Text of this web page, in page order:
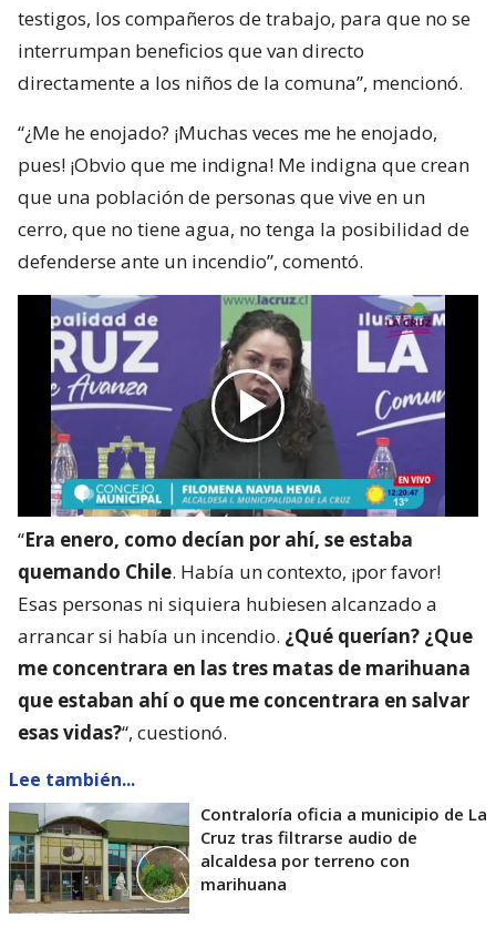
testigos, los compañeros de trabajo, para que no se
interrumpan beneficios que van directo
directamente a los niños de la comuna”, mencionó.
“¿Me he enojado? ¡Muchas veces me he enojado,
pues! ¡Obvio que me indigna! Me indigna que crean
que una población de personas que vive en un
cerro, que no tiene agua, no tenga la posibilidad de
defenderse ante un incendio”, comentó.
“Era enero, como decían por ahí, se estaba
quemando Chile. Había un contexto, ¡por favor!
Esas personas ni siquiera hubiesen alcanzado a
arrancar si había un incendio. ¿Qué querían? ¿Que
me concentrara en las tres matas de marihuana
que estaban ahí o que me concentrara en salvar
esas vidas?“, cuestionó.
Lee también...
Contraloría oficia a municipio de La
Cruz tras filtrarse audio de
alcaldesa por terreno con
marihuana